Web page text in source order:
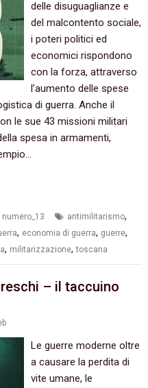
delle disuguaglianze e
del malcontento sociale,
i poteri politici ed
economici rispondono
con la forza, attraverso
l’aumento delle spese
di guerra. Anche il
le sue 43 missioni militari
spesa in armamenti,
numero_13 antimilitarismo,
, economia di guerra, guerre,
, militarizzazione,toscana
– il taccuino
Le guerre moderne oltre
a causare la perdita di
vite umane, le